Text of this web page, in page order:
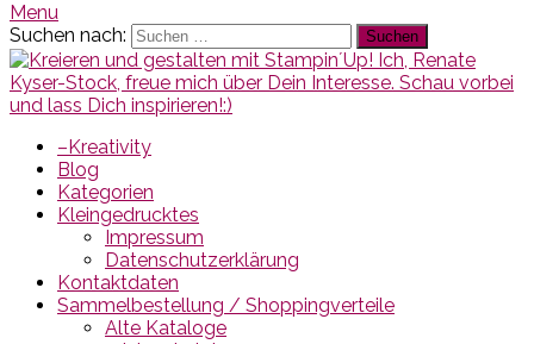
Menu
Suchen nach:
–Kreativity
Blog
Kategorien
Kleingedrucktes
Impressum
Datenschutzerklärung
Kontaktdaten
Sammelbestellung / Shoppingverteile
Alte Kataloge